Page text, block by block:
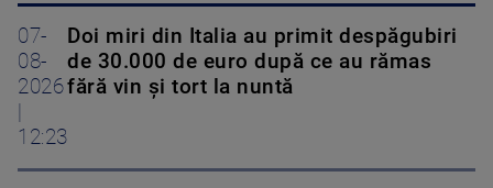
07-
08-
2026
12:23
Doi miri din Italia au primit despăgubiri
de 30.000 de euro după ce au rămas
fără vin și tort la nuntă